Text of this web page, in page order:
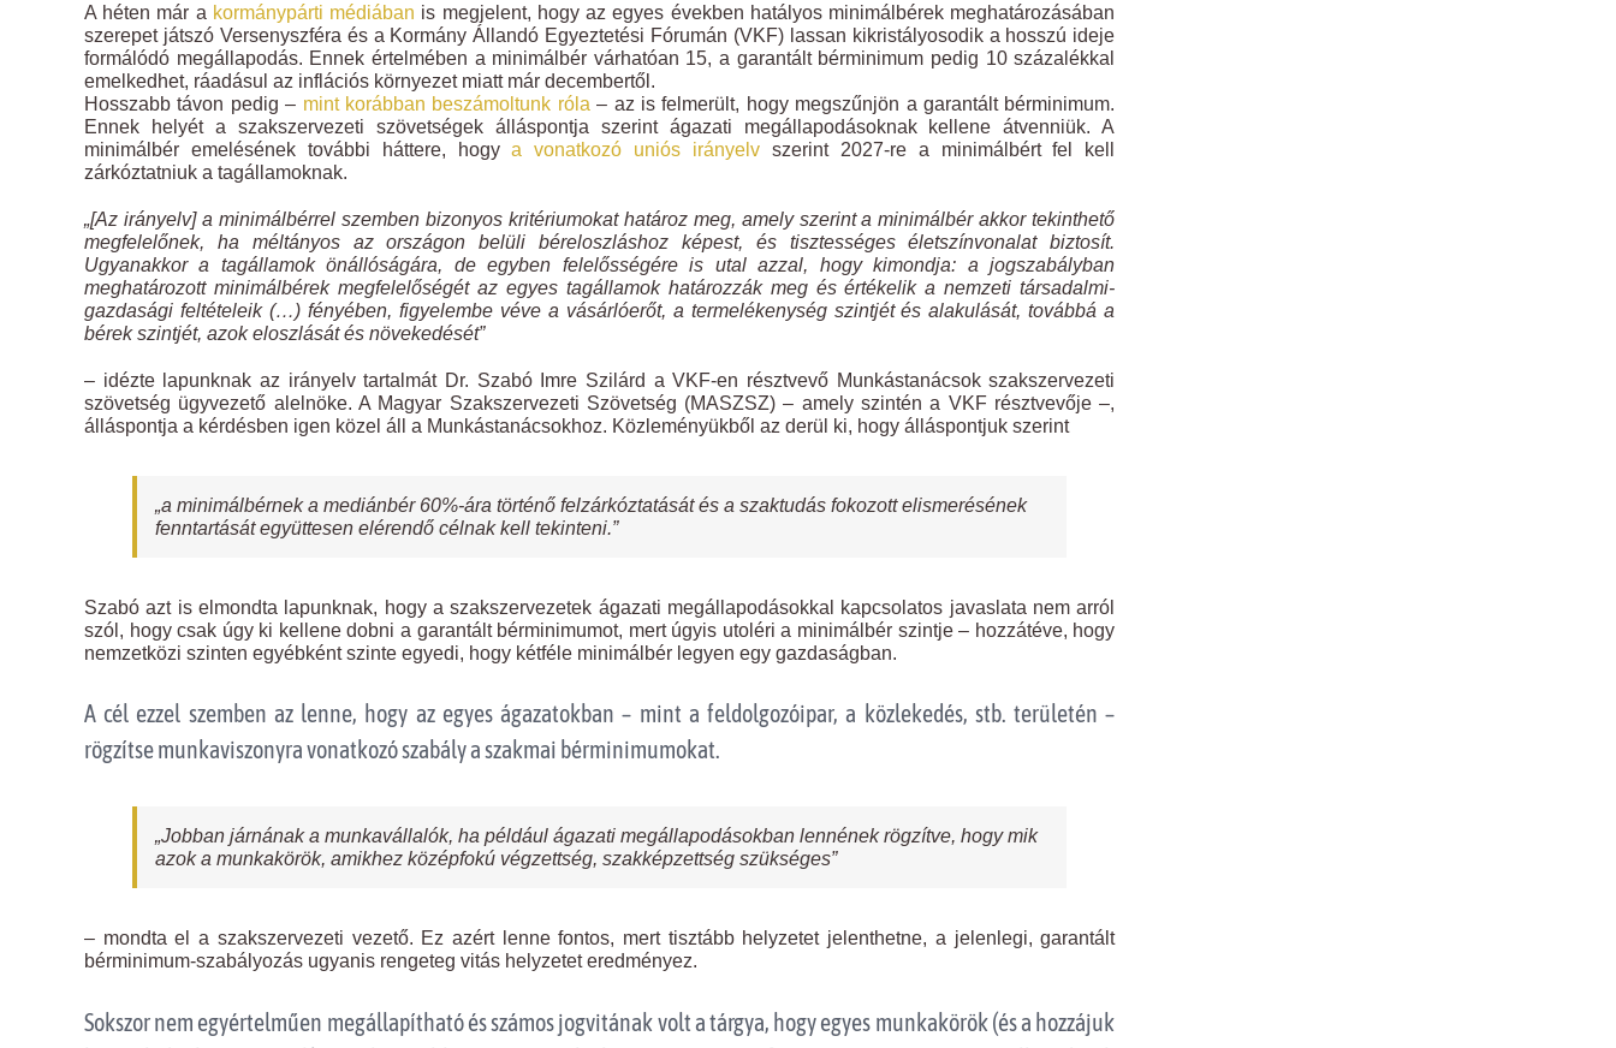
A héten már a kormánypárti médiában is megjelent, hogy az egyes években hatályos minimálbérek meghatározásában
szerepet játszó Versenyszféra és a Kormány Állandó Egyeztetési Fórumán (VKF) lassan kikristályosodik a hosszú ideje
formálódó megállapodás. Ennek értelmében a minimálbér várhatóan 15, a garantált bérminimum pedig 10 százalékkal
emelkedhet, ráadásul az inflációs környezet miatt már decembertől.
Hosszabb távon pedig – mint korábban beszámoltunk róla – az is felmerült, hogy megszűnjön a garantált bérminimum.
Ennek helyét a szakszervezeti szövetségek álláspontja szerint ágazati megállapodásoknak kellene átvenniük. A
minimálbér emelésének további háttere, hogya vonatkozó uniós irányelv szerint 2027-re a minimálbért fel kell
zárkóztatniuk a tagállamoknak.
„[Az irányelv] a minimálbérrel szemben bizonyos kritériumokat határoz meg, amely szerint a minimálbér akkor tekinthető
megfelelőnek, ha méltányos az országon belüli béreloszláshoz képest, és tisztességes életszínvonalat biztosít.
Ugyanakkor a tagállamok önállóságára, de egyben felelősségére is utal azzal, hogy kimondja: a jogszabályban
meghatározott minimálbérek megfelelőségét az egyes tagállamok határozzák meg és értékelik a nemzeti társadalmi-
gazdasági feltételeik (…) fényében, figyelembe véve a vásárlóerőt, a termelékenység szintjét és alakulását, továbbá a
bérek szintjét, azok eloszlását és növekedését”
– idézte lapunknak az irányelv tartalmát Dr. Szabó Imre Szilárd a VKF-en résztvevő Munkástanácsok szakszervezeti
szövetség ügyvezető alelnöke. A Magyar Szakszervezeti Szövetség (MASZSZ) – amely szintén a VKF résztvevője –,
álláspontja a kérdésben igen közel áll a Munkástanácsokhoz. Közleményükből az derül ki, hogy álláspontjuk szerint
„a minimálbérnek a mediánbér 60%-ára történő felzárkóztatását és a szaktudás fokozott elismerésének
fenntartását együttesen elérendő célnak kell tekinteni.”
Szabó azt is elmondta lapunknak, hogy a szakszervezetek ágazati megállapodásokkal kapcsolatos javaslata nem arról
szól, hogy csak úgy ki kellene dobni a garantált bérminimumot, mert úgyis utoléri a minimálbér szintje – hozzátéve, hogy
nemzetközi szinten egyébként szinte egyedi, hogy kétféle minimálbér legyen egy gazdaságban.
A cél ezzel szemben az lenne, hogy az egyes ágazatokban – mint a feldolgozóipar, a közlekedés, stb. területén –
rögzítse munkaviszonyra vonatkozó szabály a szakmai bérminimumokat.
„Jobban járnának a munkavállalók, ha például ágazati megállapodásokban lennének rögzítve, hogy mik
azok a munkakörök, amikhez középfokú végzettség, szakképzettség szükséges”
– mondta el a szakszervezeti vezető. Ez azért lenne fontos, mert tisztább helyzetet jelenthetne, a jelenlegi, garantált
bérminimum-szabályozás ugyanis rengeteg vitás helyzetet eredményez.
Sokszor nem egyértelműen megállapítható és számos jogvitának volt a tárgya, hogy egyes munkakörök (és a hozzájuk